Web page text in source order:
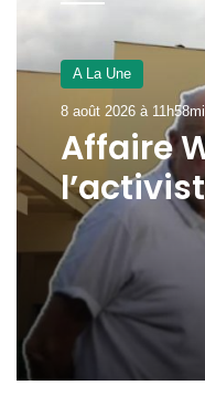
A La Une
8 août 2026 à
Affaire
la
A La Une
7 août 2026 à
SEEG :
Woleu-